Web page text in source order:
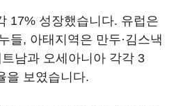
17% 성장했습니다. 유럽은
들, 아태지역은 만두·김스낵
남과 오세아니아 각각 3
을 보였습니다.